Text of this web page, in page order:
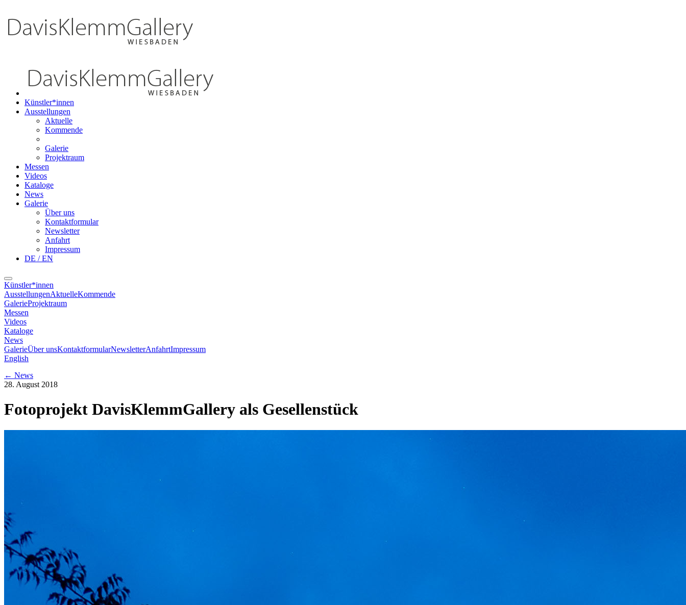
Künstler*innen
Ausstellungen
Aktuelle
Kommende
Galerie
Projektraum
Messen
Videos
Kataloge
News
Galerie
Über uns
Kontaktformular
Newsletter
Anfahrt
Impressum
DE / EN
Künstler*innen
AusstellungenAktuelleKommende
GalerieProjektraum
Messen
Videos
Kataloge
News
GalerieÜber unsKontaktformularNewsletterAnfahrtImpressum
English
← News
28. August 2018
Fotoprojekt DavisKlemmGallery als Gesellenstück